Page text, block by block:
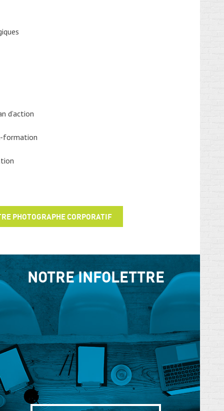
d’action
formation
PHOTOGRAPHE CORPORATIF
NOTRE INFOLETTRE